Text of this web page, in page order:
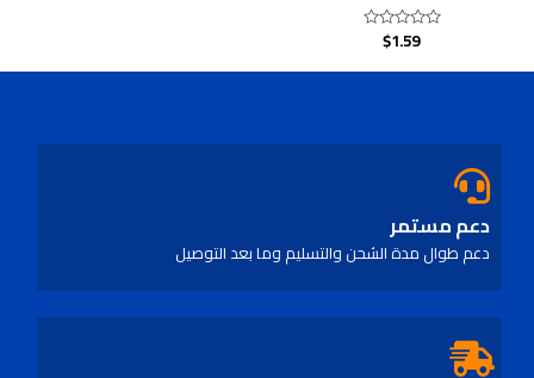
Rated
$1.59
دعم مستمر
دعم طوال مدة الشحن والتسليم وما بعد التوصيل